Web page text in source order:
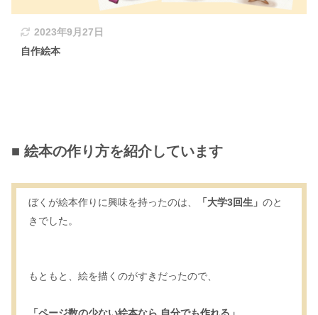
2023年9月27日
自作絵本
■ 絵本の作り方を紹介しています
ぼくが絵本作りに興味を持ったのは、 「大学3回生」のと
きでした。
もともと、絵を描くのがすきだったので、
「ページ数の少ない絵本なら 自分でも作れる」